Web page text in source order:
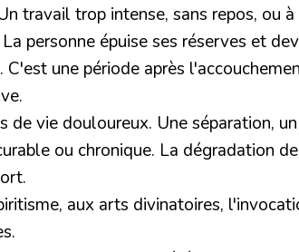
travail trop intense, sans repos, ou
personne épuise ses réserves et
C'est une période après
de vie douloureux. Une séparation,
ou chronique. La dégradation
aux arts divinatoires,